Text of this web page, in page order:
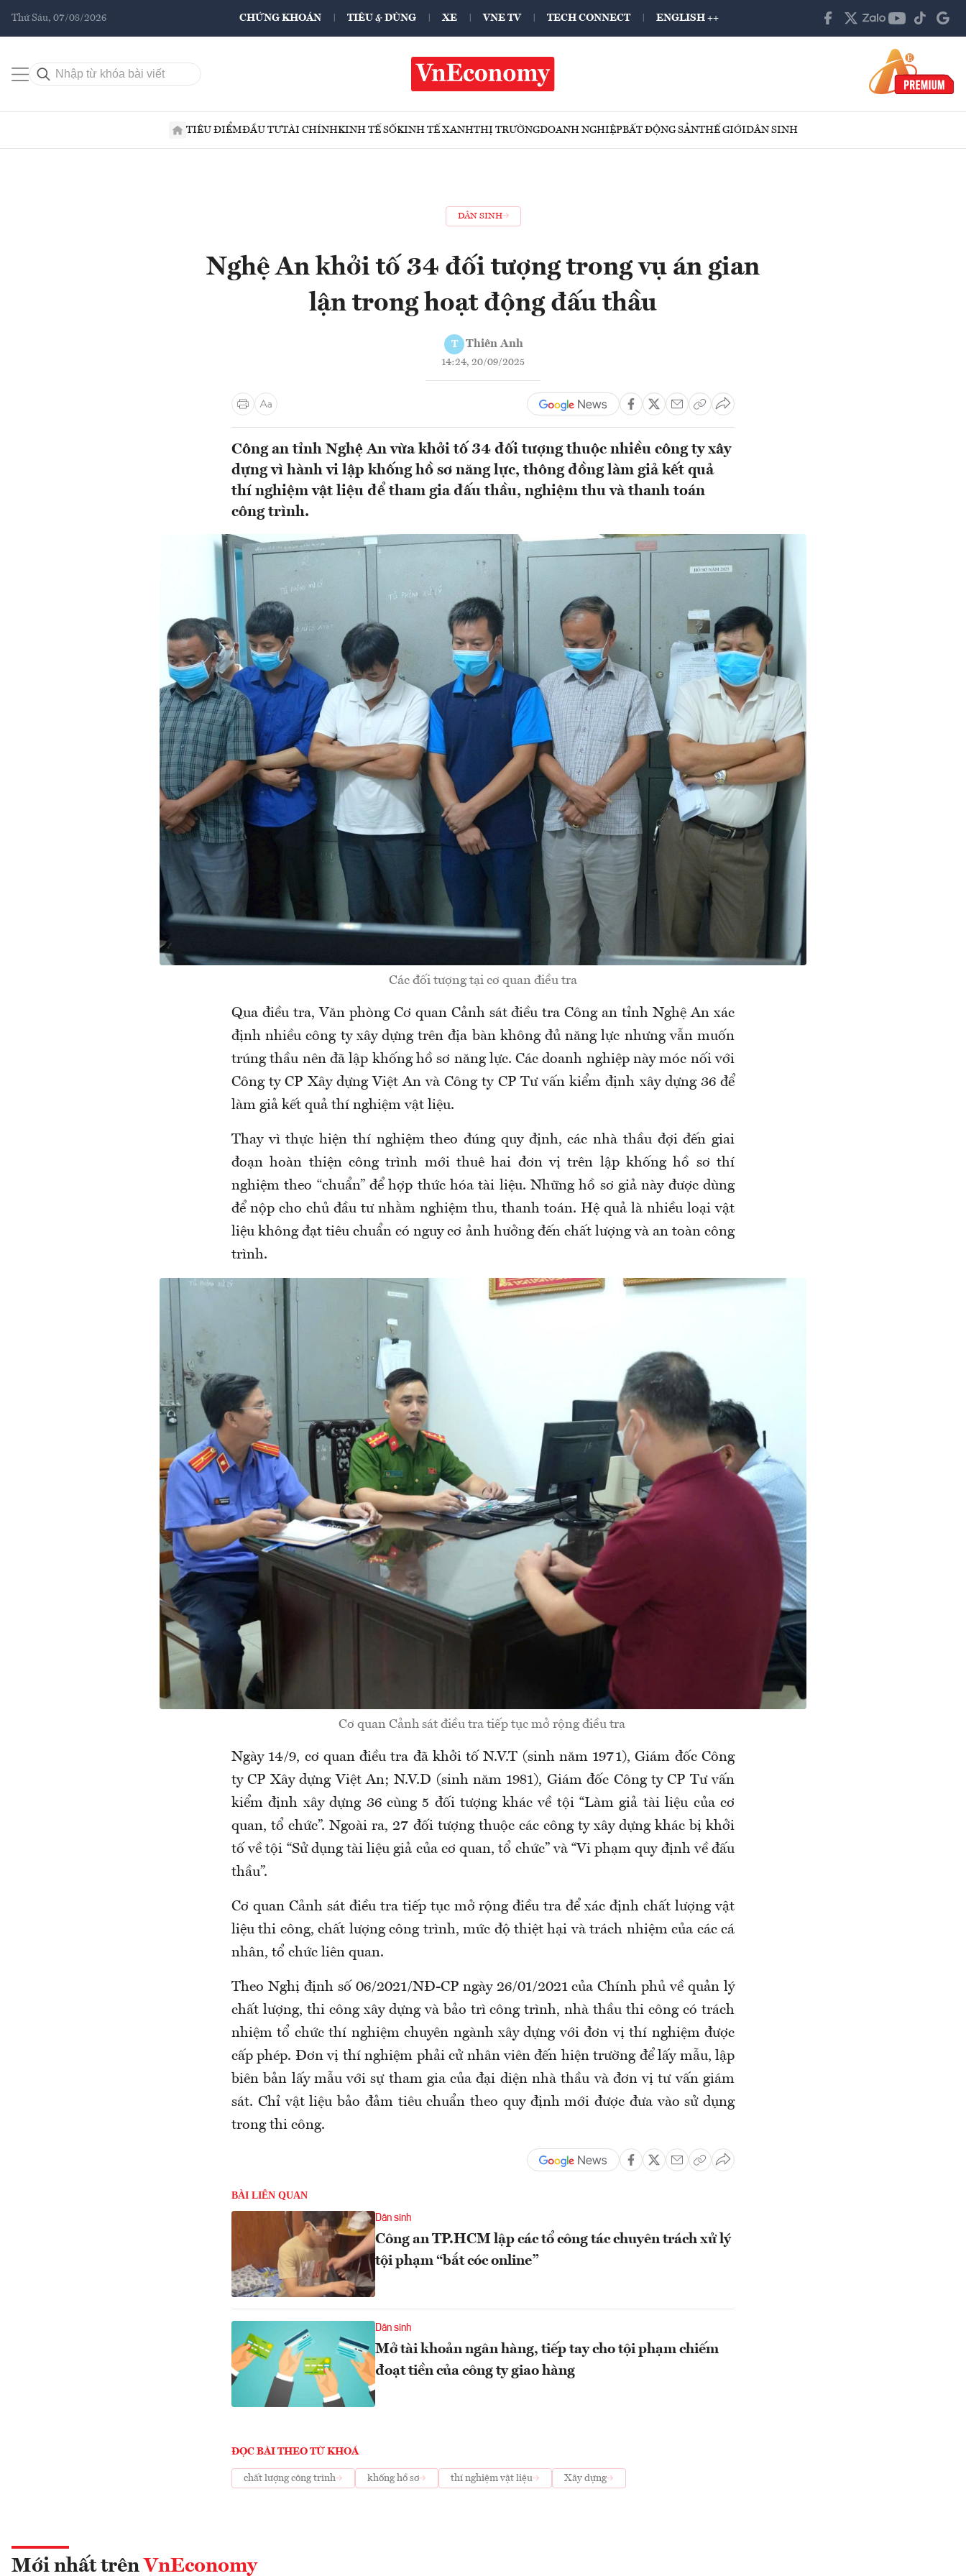
Thứ Sáu, 07/08/2026 CHỨNG KHOÁN TIÊU & DÙNG XE VNE TV TECH CONNECT ENGLISH ++
TIÊU ĐIỂMĐẦU TƯTÀI CHÍNHKINH TẾ SỐKINH TẾ XANHTHỊ TRƯỜNGDOANH NGHIỆPBẤT ĐỘNG SẢNTHẾ GIỚIDÂN SINH
DÂN SINH
Nghệ An khởi tố 34 đối tượng trong vụ án gian
lận trong hoạt động đấu thầu
T Thiên Anh
14:24, 20/09/2025
Công an tỉnh Nghệ An vừa khởi tố 34 đối tượng thuộc nhiều công ty xây
dựng vì hành vi lập khống hồ sơ năng lực, thông đồng làm giả kết quả
thí nghiệm vật liệu để tham gia đấu thầu, nghiệm thu và thanh toán
công trình.
Các đối tượng tại cơ quan điều tra
Qua điều tra, Văn phòng Cơ quan Cảnh sát điều tra Công an tỉnh Nghệ An xác
định nhiều công ty xây dựng trên địa bàn không đủ năng lực nhưng vẫn muốn
trúng thầu nên đã lập khống hồ sơ năng lực. Các doanh nghiệp này móc nối với
Công ty CP Xây dựng Việt An và Công ty CP Tư vấn kiểm định xây dựng 36 để
làm giả kết quả thí nghiệm vật liệu.
Thay vì thực hiện thí nghiệm theo đúng quy định, các nhà thầu đợi đến giai
đoạn hoàn thiện công trình mới thuê hai đơn vị trên lập khống hồ sơ thí
nghiệm theo “chuẩn” để hợp thức hóa tài liệu. Những hồ sơ giả này được dùng
để nộp cho chủ đầu tư nhằm nghiệm thu, thanh toán. Hệ quả là nhiều loại vật
liệu không đạt tiêu chuẩn có nguy cơ ảnh hưởng đến chất lượng và an toàn công
trình.
Cơ quan Cảnh sát điều tra tiếp tục mở rộng điều tra
Ngày 14/9, cơ quan điều tra đã khởi tố N.V.T (sinh năm 1971), Giám đốc Công
ty CP Xây dựng Việt An; N.V.D (sinh năm 1981), Giám đốc Công ty CP Tư vấn
kiểm định xây dựng 36 cùng 5 đối tượng khác về tội “Làm giả tài liệu của cơ
quan, tổ chức”. Ngoài ra, 27 đối tượng thuộc các công ty xây dựng khác bị khởi
tố về tội “Sử dụng tài liệu giả của cơ quan, tổ chức” và “Vi phạm quy định về đấu
thầu”.
Cơ quan Cảnh sát điều tra tiếp tục mở rộng điều tra để xác định chất lượng vật
liệu thi công, chất lượng công trình, mức độ thiệt hại và trách nhiệm của các cá
nhân, tổ chức liên quan.
Theo Nghị định số 06/2021/NĐ-CP ngày 26/01/2021 của Chính phủ về quản lý
chất lượng, thi công xây dựng và bảo trì công trình, nhà thầu thi công có trách
nhiệm tổ chức thí nghiệm chuyên ngành xây dựng với đơn vị thí nghiệm được
cấp phép. Đơn vị thí nghiệm phải cử nhân viên đến hiện trường để lấy mẫu, lập
biên bản lấy mẫu với sự tham gia của đại diện nhà thầu và đơn vị tư vấn giám
sát. Chỉ vật liệu bảo đảm tiêu chuẩn theo quy định mới được đưa vào sử dụng
trong thi công.
BÀI LIÊN QUAN
Dân sinh
Công an TP.HCM lập các tổ công tác chuyên trách xử lý
tội phạm “bắt cóc online”
Dân sinh
Mở tài khoản ngân hàng, tiếp tay cho tội phạm chiếm
đoạt tiền của công ty giao hàng
ĐỌC BÀI THEO TỪ KHOÁ
chất lượng công trình khống hồ sơ thí nghiệm vật liệu Xây dựng
Mới nhất trên VnEconomy